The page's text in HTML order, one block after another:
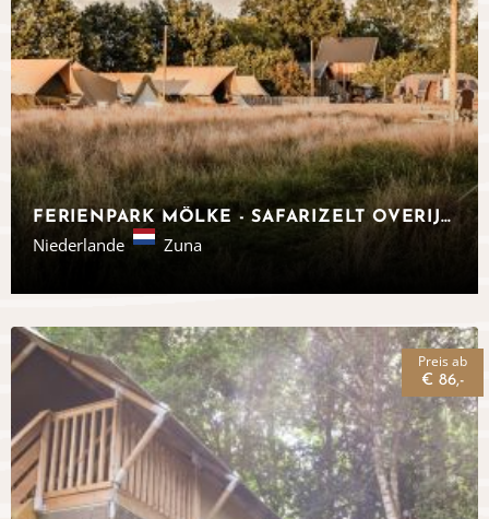
FERIENPARK MÖLKE - SAFARIZELT OVERIJSSEL
Niederlande Zuna
Preis ab
€ 86,-